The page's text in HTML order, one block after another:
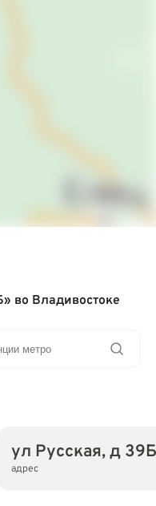
во Владивостоке
ул Русская, д
адрес